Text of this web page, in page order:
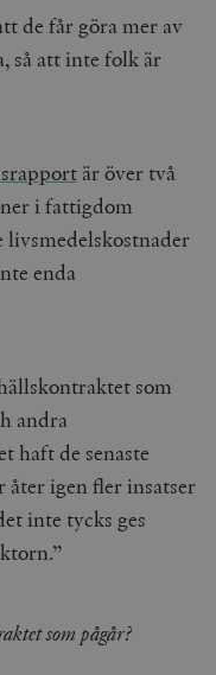
de får göra mer av
så att inte folk är
är över två
i fattigdom
enda
som
andra
haft de senaste
åter igen fler insatser
inte tycks ges
som pågår?